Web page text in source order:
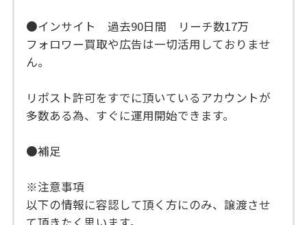
●インサイト 過去90日間 リーチ数17万
フォロワー買取や広告は一切活用しておりませ
ん。
リポスト許可をすでに頂いているアカウントが
多数ある為、すぐに運用開始できます。
●補足
※注意事項
以下の情報に容認して頂く方にのみ、譲渡させ